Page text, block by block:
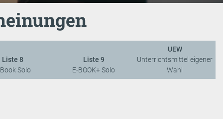
Liste 8
Solo
Liste 9
E-BOOK+ Solo
UEW
Unterrichtsmittel eigener
Wahl